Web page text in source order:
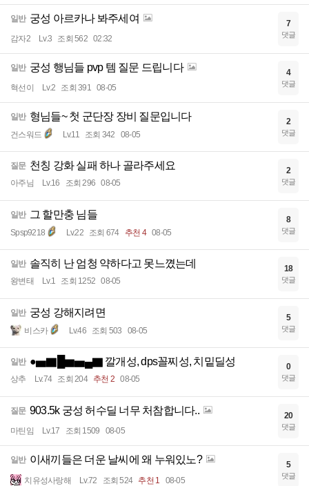
일반 궁성 아르카나 봐주세여
감자2 Lv.3 조회 562 02:32
7
댓글
일반 궁성 행님들 pvp 템 질문 드립니다
혁선이 Lv.2 조회 391 08-05
4
댓글
일반 형님들~ 첫 군단장 장비 질문입니다
건스워드 Lv.11 조회 342 08-05
2
댓글
질문 천칭 강화 실패 하나 골라주세요
아주님 Lv.16 조회 296 08-05
2
댓글
일반 그 할만충 님들
Spsp9218 Lv.22 조회 674 추천 4 08-05
8
댓글
일반 솔직히 난 엄청 약하다고 못느꼈는데
왕변태 Lv.1 조회 1252 08-05
18
댓글
일반 궁성 강해지려면
비스카 Lv.46 조회 503 08-05
5
댓글
일반 ●▅▇█▆▅▄▇ 깔개성, dps꼴찌성, 치밑딜성
상추 Lv.74 조회 204 추천 2 08-05
0
댓글
질문 903.5k 궁성 허수딜 너무 처참합니다..
마틴임 Lv.17 조회 1509 08-05
20
댓글
일반 이새끼들은 더운 날씨에 왜 누워있노?
치유성사랑해 Lv.72 조회 524 추천 1 08-05
5
댓글